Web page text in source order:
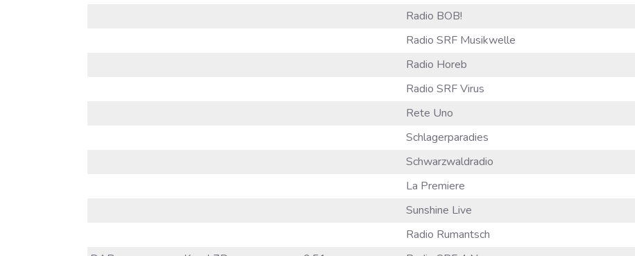
Radio BOB!
Radio SRF Musikwelle
Radio Horeb
Radio SRF Virus
Rete Uno
Schlagerparadies
Schwarzwaldradio
La Premiere
Sunshine Live
Radio Rumantsch